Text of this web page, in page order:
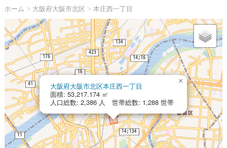
ホーム > 大阪府大阪市北区 > 本庄西一丁目
大阪府大阪市北区本庄西一丁目
面積: 53,217.174 ㎡
人口総数: 2,386 人 世帯総数: 1,288 世帯
×